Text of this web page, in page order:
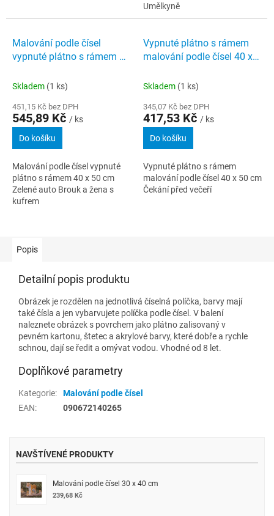
Umělkyně
Malování podle čísel
vypnuté plátno s rámem 40
a žena s kufrem
Skladem (1 ks)
451,15 Kč bez DPH
545,89 Kč / ks
Do košíku
Malování podle čísel vypnuté
plátno s rámem 40 x 50 cm
Zelené auto Brouk a žena s
kufrem
Vypnuté plátno s rámem
malování podle čísel 40 x
Skladem (1 ks)
345,07 Kč bez DPH
417,53 Kč / ks
Do košíku
Vypnuté plátno s rámem
malování podle čísel 40 x 50 cm
Čekání před večeří
Popis
Detailní popis produktu
Obrázek je rozdělen na jednotlivá číselná políčka, barvy mají
také čísla a jen vybarvujete políčka podle čísel. V balení
naleznete obrázek s povrchem jako plátno zalisovaný v
pevném kartonu, štetec a akrylové barvy, které dobře a rychle
schnou, dají se ředit a omývat vodou. Vhodné od 8 let.
Doplňkové parametry
Kategorie:
Malování podle čísel
EAN: 090672140265
NAVŠTÍVENÉ PRODUKTY
Malování podle čísel 30 x 40 cm
239,68 Kč